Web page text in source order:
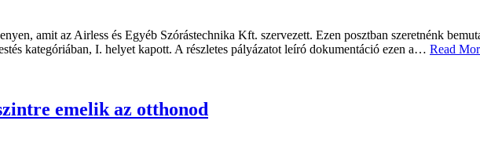
amit az Airless és Egyéb Szórástechnika Kft. szervezett. Ezen posztban szeretnénk
kategóriában, I. helyet kapott. A részletes pályázatot leíró dokumentáció ezen a… Read
emelik az otthonod